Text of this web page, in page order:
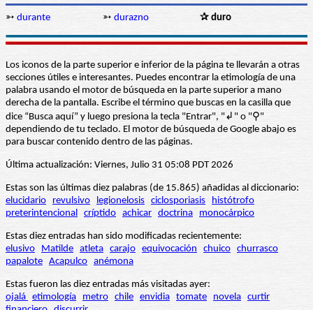
➳ durante ➳ durazno ✰ duro
Los iconos de la parte superior e inferior de la página te llevarán a otras
secciones útiles e interesantes. Puedes encontrar la etimología de una
palabra usando el motor de búsqueda en la parte superior a mano
derecha de la pantalla. Escribe el término que buscas en la casilla que
dice “Busca aquí” y luego presiona la tecla "Entrar", "↲" o "⚲"
dependiendo de tu teclado. El motor de búsqueda de Google abajo es
para buscar contenido dentro de las páginas.
Última actualización: Viernes, Julio 31 05:08 PDT 2026
Estas son las últimas diez palabras (de 15.865) añadidas al diccionario:
elucidario
revulsivo legionelosis ciclosporiasis
histótrofo
preterintencional críptido achicar doctrina monocárpico
Estas diez entradas han sido modificadas recientemente:
elusivo
Matilde atleta carajo equivocación chuico churrasco
papalote Acapulco anémona
Estas fueron las diez entradas más visitadas ayer:
ojalá etimología metro chile envidia tomate novela curtir